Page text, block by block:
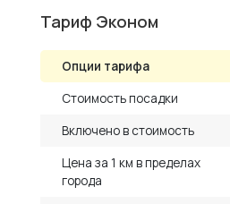
Тариф Эконом
Опции тарифа
Стоимость посадки
Включено в стоимость
Цена за 1 км в пределах
города